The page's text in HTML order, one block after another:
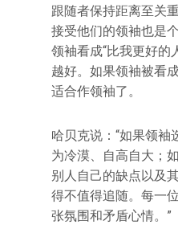
跟随者保持距离至关
接受他们的领袖也是
领袖看成“比我更好的
越好。如果领袖被看
适合作领袖了。
哈贝克说：“如果领袖
为冷漠、自高自大；
别人自己的缺点以及
得不值得追随。每一
张氛围和矛盾心情。”